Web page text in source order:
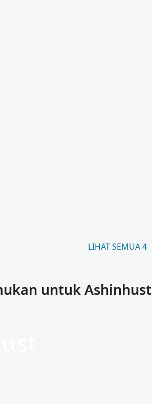
LIHAT SEMUA 4
untuk Ashinhust